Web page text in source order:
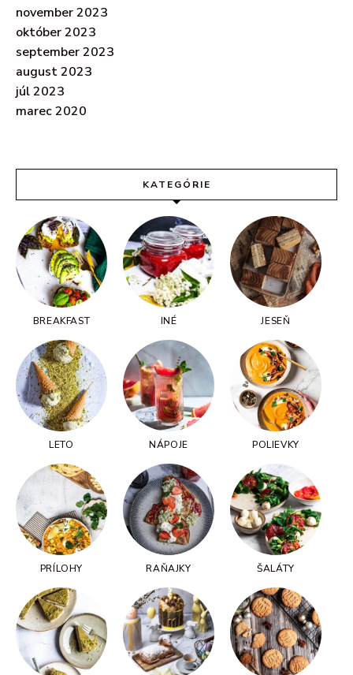
november 2023
október 2023
september 2023
august 2023
júl 2023
marec 2020
KATEGÓRIE
BREAKFAST INÉ JESEŇ
LETO NÁPOJE POLIEVKY
PRÍLOHY RAŇAJKY ŠALÁTY